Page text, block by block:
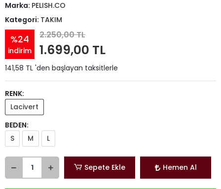
Marka: PELISH.CO
Kategori: TAKIM
%24
indirim
2.250,00 TL
1.699,00 TL
141,58 TL 'den başlayan taksitlerle
RENK:
Lacivert
BEDEN:
S
M L
Sepete Ekle Hemen Al